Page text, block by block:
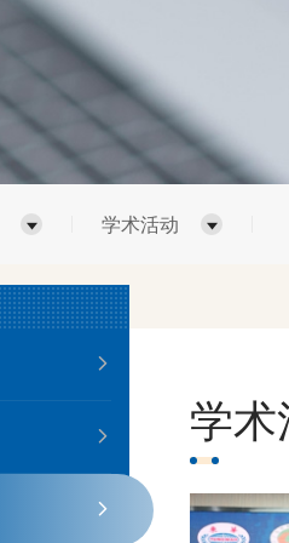
学术活动
学